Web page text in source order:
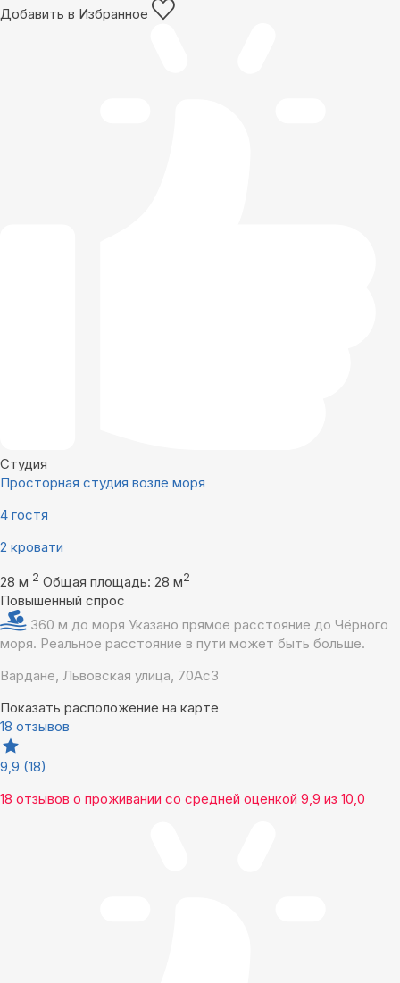
Добавить в Избранное
Студия
Просторная студия возле моря
4 гостя
2 кровати
28 м 2 Общая площадь: 28 м2
Повышенный спрос
360 м до моря Указано прямое расстояние до Чёрного
моря. Реальное расстояние в пути может быть больше.
Вардане, Львовская улица, 70Ас3
Показать расположение на карте
18 отзывов
9,9 (18)
18 отзывов о проживании со средней оценкой 9,9 из 10,0